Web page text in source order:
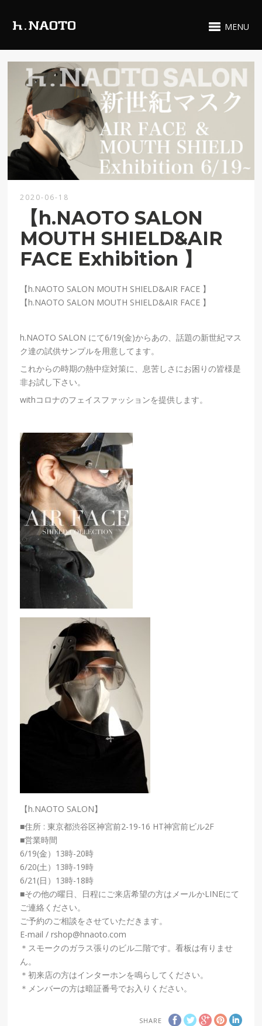
MENU
2020-06-18
【h.NAOTO SALON
MOUTH SHIELD&AIR
FACE Exhibition 】
【h.NAOTO SALON MOUTH SHIELD&AIR FACE 】
【h.NAOTO SALON MOUTH SHIELD&AIR FACE 】
h.NAOTO SALON にて6/19(金)からあの、話題の新世紀マス
ク達の試供サンプルを用意してます。
これからの時期の熱中症対策に、息苦しさにお困りの皆様是
非お試し下さい。
withコロナのフェイスファッションを提供します。
【h.NAOTO SALON】
■住所 : 東京都渋谷区神宮前2-19-16 HT神宮前ビル2F
■営業時間
6/19(金）13時-20時
6/20(土）13時-19時
6/21(日）13時-18時
■その他の曜日、日程にご来店希望の方はメールかLINEにて
ご連絡ください。
ご予約のご相談をさせていただきます。
E-mail / rshop@hnaoto.com
＊スモークのガラス張りのビル二階です。看板は有りませ
ん。
＊初来店の方はインターホンを鳴らしてください。
＊メンバーの方は暗証番号でお入りください。
SHARE